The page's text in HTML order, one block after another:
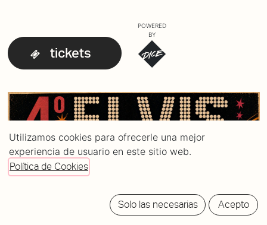
tickets
POWERED
BY
Utilizamos cookies para ofrecerle una mejor
experiencia de usuario en este sitio web.
Política de Cookies
Solo las necesarias Acepto